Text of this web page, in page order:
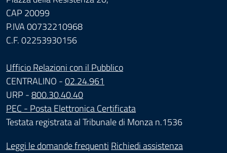
CAP 20099
P.IVA 00732210968
C.F. 02253930156
Ufficio Relazioni con il Pubblico
CENTRALINO -02.24.961
URP -800.30.40.40
PEC - Posta Elettronica Certificata
Testata registrata al Tribunale di Monza n.1536
Leggi le domande frequenti Richiedi assistenza